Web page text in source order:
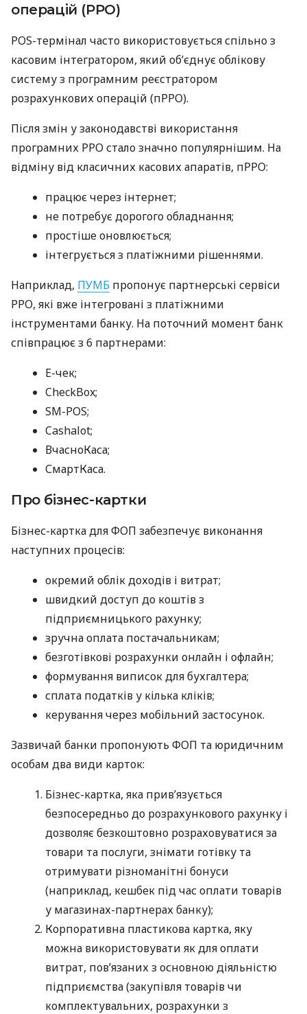
операцій (РРО)
POS-термінал часто використовується спільно з
касовим інтегратором, який об’єднує облікову
систему з програмним реєстратором
розрахункових операцій (пРРО).
Після змін у законодавстві використання
програмних РРО стало значно популярнішим. На
відміну від класичних касових апаратів, пРРО:
працює через інтернет;
не потребує дорогого обладнання;
простіше оновлюється;
інтегрується з платіжними рішеннями.
Наприклад, ПУМБ пропонує партнерські сервіси
РРО, які вже інтегровані з платіжними
інструментами банку. На поточний момент банк
співпрацює з 6 партнерами:
E-чек;
CheckBox;
SM-POS;
Cashalot;
ВчасноКаса;
СмартКаса.
Про бізнес-картки
Бізнес-картка для ФОП забезпечує виконання
наступних процесів:
окремий облік доходів і витрат;
швидкий доступ до коштів з
підприємницького рахунку;
зручна оплата постачальникам;
безготівкові розрахунки онлайн і офлайн;
формування виписок для бухгалтера;
сплата податків у кілька кліків;
керування через мобільний застосунок.
Зазвичай банки пропонують ФОП та юридичним
особам два види карток:
Бізнес-картка, яка прив’язується
безпосередньо до розрахункового рахунку і
дозволяє безкоштовно розраховуватися за
товари та послуги, знімати готівку та
отримувати різноманітні бонуси
(наприклад, кешбек під час оплати товарів
у магазинах-партнерах банку);
Корпоративна пластикова картка, яку
можна використовувати як для оплати
витрат, пов’язаних з основною діяльністю
підприємства (закупівля товарів чи
комплектувальних, розрахунки з